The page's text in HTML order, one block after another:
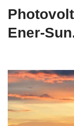
Ener-